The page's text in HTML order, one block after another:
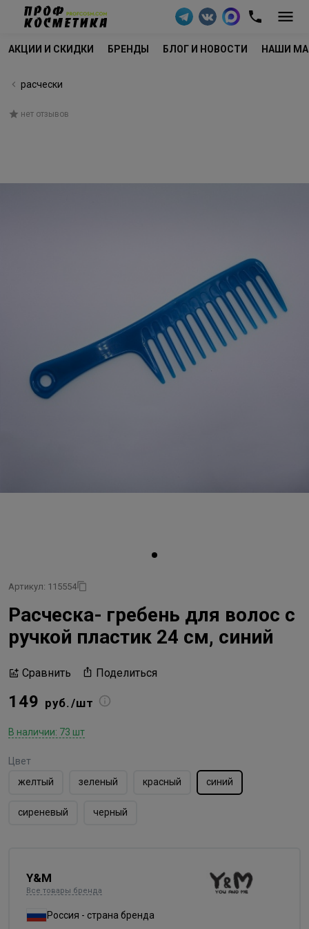
АКЦИИ И СКИДКИ БРЕНДЫ БЛОГ И НОВОСТИ НАШИ
расчески
нет отзывов
Артикул: 115554
Расческа- гребень для волос с
ручкой пластик 24 см, синий
Сравнить Поделиться
149 руб./шт
В наличии: 73 шт
Цвет
желтый
зеленый красный синий
сиреневый черный
Y&M
Все товары бренда
Россия - страна бренда